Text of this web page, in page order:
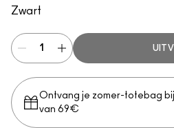
Zwart
Ontvang je zomer-totebag
van 69€